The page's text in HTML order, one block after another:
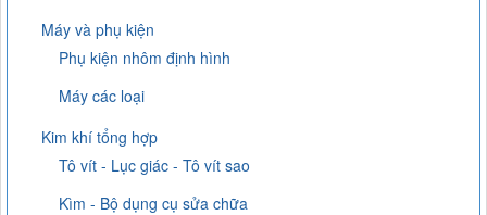
Máy và phụ kiện
Phụ kiện nhôm định hình
Máy các loại
Kim khí tổng hợp
Tô vít - Lục giác - Tô vít sao
Kìm - Bộ dụng cụ sửa chữa